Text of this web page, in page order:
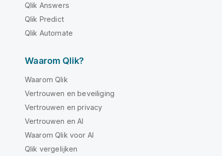
Qlik Answers
Qlik Predict
Qlik Automate
Waarom Qlik?
Waarom Qlik
Vertrouwen en beveiliging
Vertrouwen en privacy
Vertrouwen en AI
Waarom Qlik voor AI
Qlik vergelijken